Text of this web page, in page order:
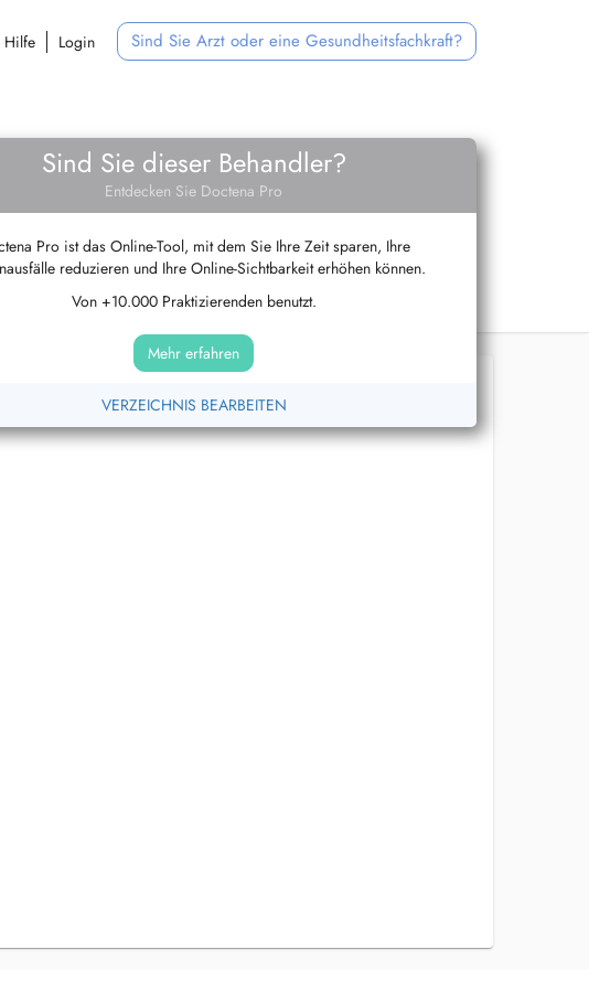
Hilfe Login Sind Sie Arzt oder eine Gesundheitsfachkraft?
Sind Sie dieser Behandler?
Entdecken Sie Doctena Pro
Pro ist das Online-Tool, mit dem Sie Ihre Zeit sparen, Ihre
reduzieren und Ihre Online-Sichtbarkeit erhöhen können.
Von +10.000 Praktizierenden benutzt.
Mehr erfahren
VERZEICHNIS BEARBEITEN